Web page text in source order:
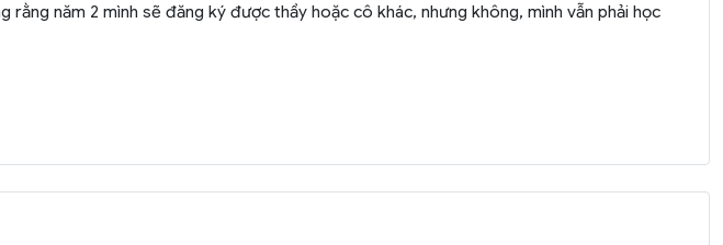
rằng năm 2 mình sẽ đăng ký được thầy hoặc cô khác, nhưng không, mình vẫn phải học